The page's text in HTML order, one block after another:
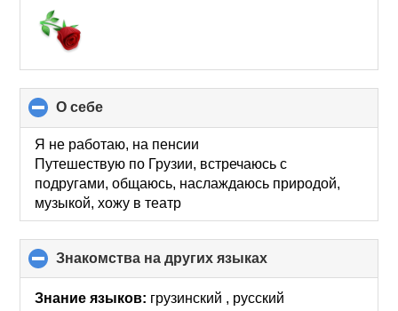
О себе
to
collapse
contents
Я не работаю, на пенсии
Путешествую по Грузии, встречаюсь с
подругами, общаюсь, наслаждаюсь природой,
музыкой, хожу в театр
Знакомства на других языках
to
collapse
Знание языков: грузинский , русский